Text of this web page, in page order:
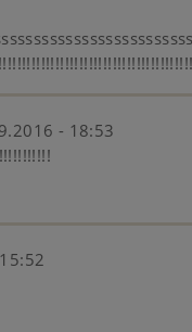
- 18:53